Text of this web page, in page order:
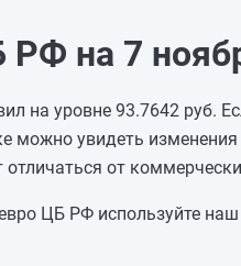
93,3849
93,3849
93,3894
93,3895
92,2466
на 7
на уровне 93.7642 руб.
можно увидеть
от
ЦБ РФ используйте